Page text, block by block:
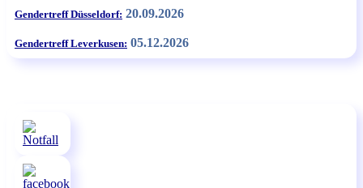
Gendertreff Düsseldorf: 20.09.2026
Gendertreff Leverkusen: 05.12.2026